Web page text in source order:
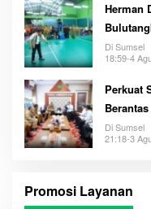
Herman
Di Sumsel
18:59-4
Perkuat
Di Sumsel
21:18-3
Promosi Layanan